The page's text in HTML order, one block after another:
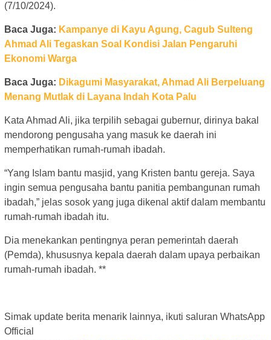
(7/10/2024).
Baca Juga: Kampanye di Kayu Agung, Cagub Sulteng
Ahmad Ali Tegaskan Soal Kondisi Jalan Pengaruhi
Ekonomi Warga
Baca Juga: Dikagumi Masyarakat, Ahmad Ali Berpeluang
Menang Mutlak di Layana Indah Kota Palu
Kata Ahmad Ali, jika terpilih sebagai gubernur, dirinya bakal
mendorong pengusaha yang masuk ke daerah ini
memperhatikan rumah-rumah ibadah.
“Yang Islam bantu masjid, yang Kristen bantu gereja. Saya
ingin semua pengusaha bantu panitia pembangunan rumah
ibadah,” jelas sosok yang juga dikenal aktif dalam membantu
rumah-rumah ibadah itu.
Dia menekankan pentingnya peran pemerintah daerah
(Pemda), khususnya kepala daerah dalam upaya perbaikan
rumah-rumah ibadah. **
Simak update berita menarik lainnya, ikuti saluran WhatsApp
Official